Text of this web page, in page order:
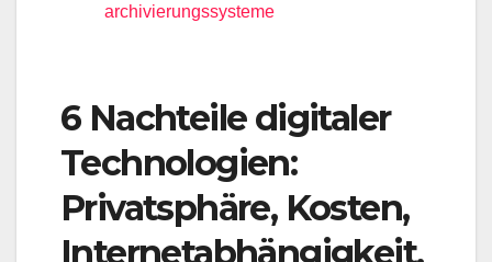
archivierungssysteme
6 Nachteile digitaler
Technologien:
Privatsphäre, Kosten,
Internetabhängigkeit,